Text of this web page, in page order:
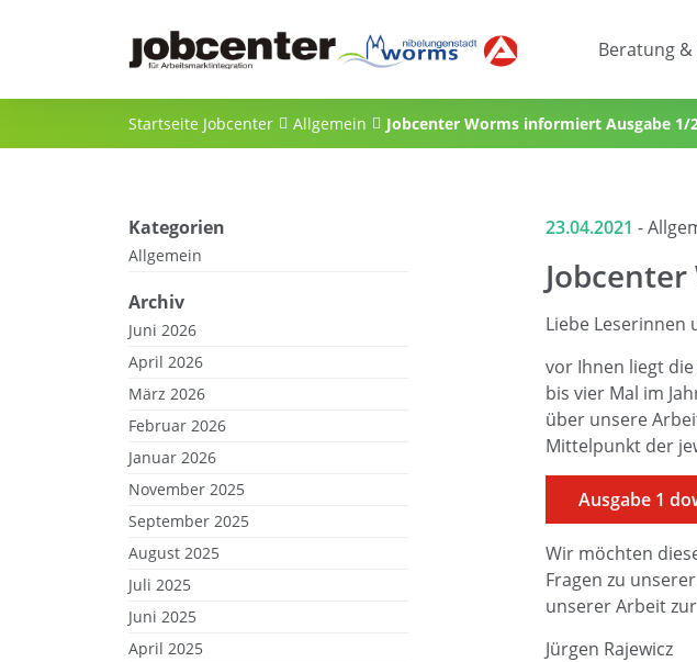
Beratung
Startseite Jobcenter Allgemein Jobcenter Worms informiert Ausgabe 1/
Kategorien
Allgemein
Archiv
Juni 2026
April 2026
März 2026
Februar 2026
Januar 2026
November 2025
September 2025
August 2025
Juli 2025
Juni 2025
April 2025
23.04.2021 -
Liebe Leserinnen
vor Ihnen liegt
bis vier Mal im
über unsere
Mittelpunkt der
Ausgabe 1
Wir möchten
Fragen zu
unserer Arbeit
Jürgen Rajewicz